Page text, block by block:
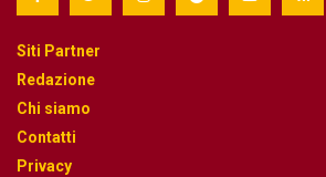
Siti Partner
Redazione
Chi siamo
Contatti
Privacy